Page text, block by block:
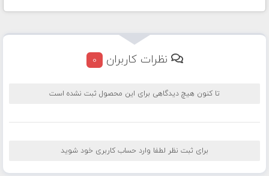
نظرات کاربران 0
تا کنون هیچ دیدگاهی برای این محصول ثبت نشده است
برای ثبت نظر لطفا وارد حساب کاربری خود شوید